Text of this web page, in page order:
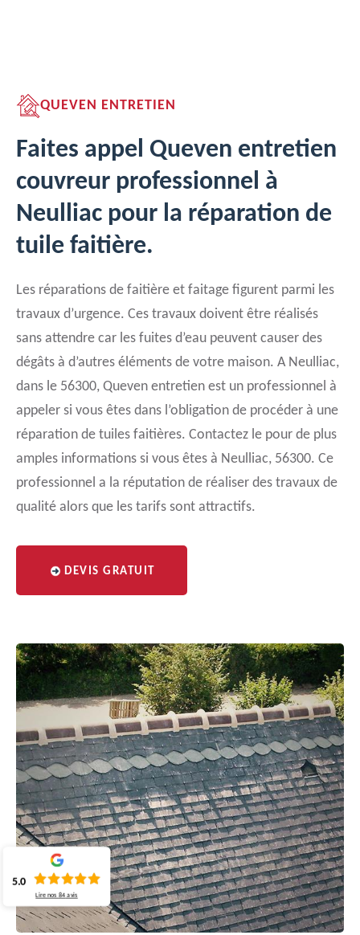
QUEVEN ENTRETIEN
Faites appel Queven entretien
couvreur professionnel à
Neulliac pour la réparation de
tuile faitière.
Les réparations de faitière et faitage figurent parmi les
travaux d’urgence. Ces travaux doivent être réalisés
sans attendre car les fuites d’eau peuvent causer des
dégâts à d’autres éléments de votre maison. A Neulliac,
dans le 56300, Queven entretien est un professionnel à
appeler si vous êtes dans l’obligation de procéder à une
réparation de tuiles faitières. Contactez le pour de plus
amples informations si vous êtes à Neulliac, 56300. Ce
professionnel a la réputation de réaliser des travaux de
qualité alors que les tarifs sont attractifs.
DEVIS GRATUIT
5.0
Lire nos84 avis